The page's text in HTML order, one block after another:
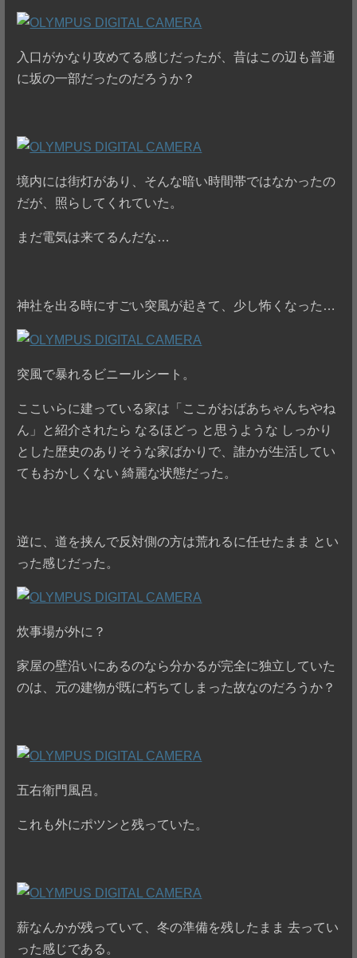
入口がかなり攻めてる感じだったが、昔はこの辺も普通
に坂の一部だったのだろうか？
境内には街灯があり、そんな暗い時間帯ではなかったの
だが、照らしてくれていた。
まだ電気は来てるんだな…
神社を出る時にすごい突風が起きて、少し怖くなった…
突風で暴れるビニールシート。
ここいらに建っている家は「ここがおばあちゃんちやね
ん」と紹介されたら なるほどっ と思うような しっかり
とした歴史のありそうな家ばかりで、誰かが生活してい
てもおかしくない 綺麗な状態だった。
逆に、道を挟んで反対側の方は荒れるに任せたまま とい
った感じだった。
炊事場が外に？
家屋の壁沿いにあるのなら分かるが完全に独立していた
のは、元の建物が既に朽ちてしまった故なのだろうか？
五右衛門風呂。
これも外にポツンと残っていた。
薪なんかが残っていて、冬の準備を残したまま 去ってい
った感じである。